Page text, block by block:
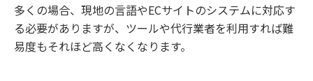
多くの場合、現地の言語やECサイトのシステムに対応す
る必要がありますが、ツールや代行業者を利用すれば難
易度もそれほど高くなくなります。